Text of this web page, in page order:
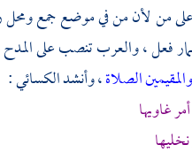
من لأن من في موضع جمع ومحل
فعل ، والعرب تنصب على المدح
والمقيمين الصلاة، وأنشدالكسائي:
غاويها